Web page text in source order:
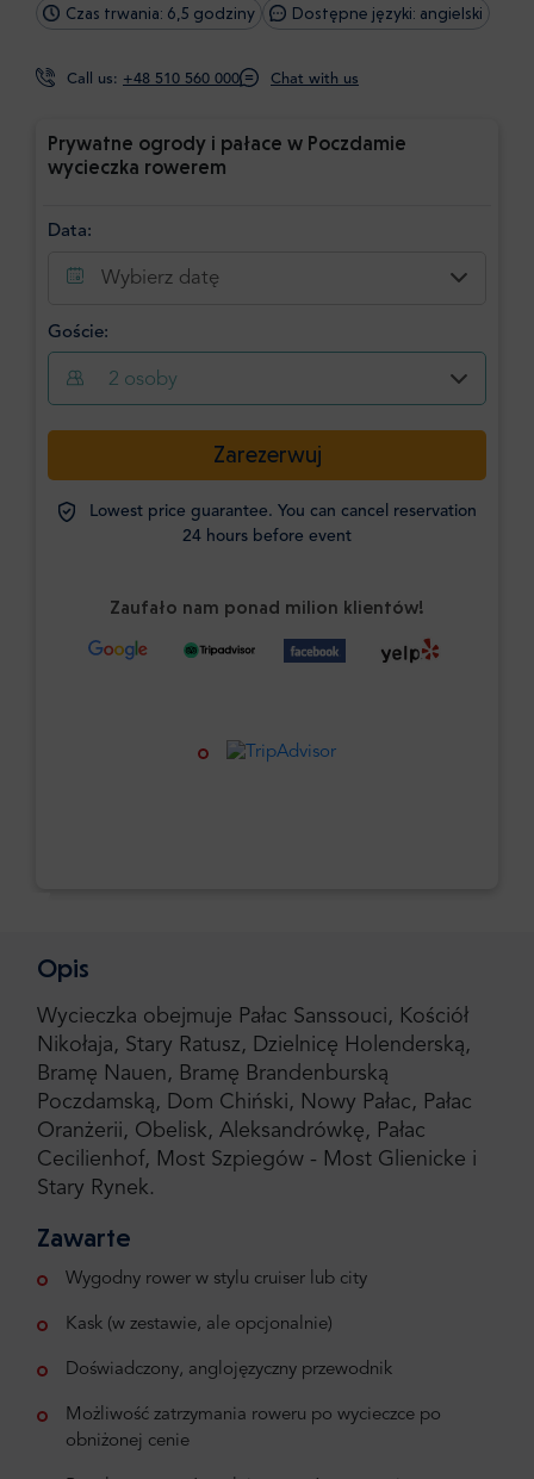
Czas trwania: 6,5 godziny Dostępne języki: angielski
Call us: +48 510 560 000 Chat with us
Prywatne ogrody i pałace w Poczdamie
wycieczka rowerem
Data:
Wybierz datę
Goście:
2 osoby
Zarezerwuj
Lowest price guarantee. You can cancel reservation
24 hours before event
Zaufało nam ponad milion klientów!
Opis
Wycieczka obejmuje Pałac Sanssouci, Kościół
Nikołaja, Stary Ratusz, Dzielnicę Holenderską,
Bramę Nauen, Bramę Brandenburską
Poczdamską, Dom Chiński, Nowy Pałac, Pałac
Oranżerii, Obelisk, Aleksandrówkę, Pałac
Cecilienhof, Most Szpiegów - Most Glienicke i
Stary Rynek.
Zawarte
Wygodny rower w stylu cruiser lub city
Kask (w zestawie, ale opcjonalnie)
Doświadczony, anglojęzyczny przewodnik
Możliwość zatrzymania roweru po wycieczce po
obniżonej cenie